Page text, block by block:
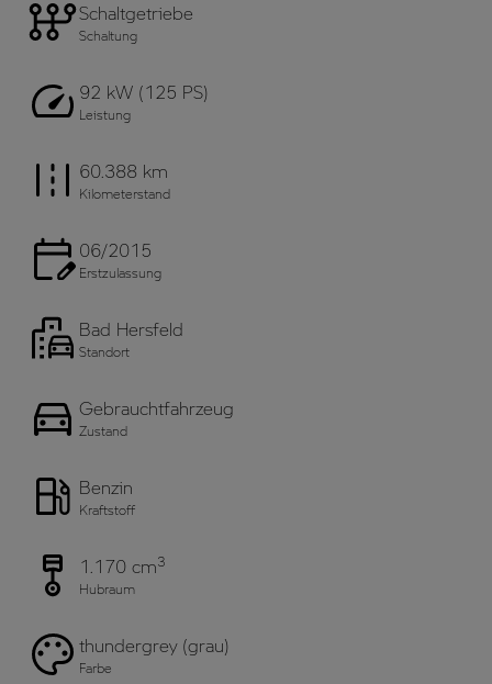
Schaltgetriebe
Schaltung
92 kW (125 PS)
Leistung
60.388 km
Kilometerstand
06/2015
Erstzulassung
Bad Hersfeld
Standort
Gebrauchtfahrzeug
Zustand
Benzin
Kraftstoff
1.170 cm3
Hubraum
thundergrey (grau)
Farbe